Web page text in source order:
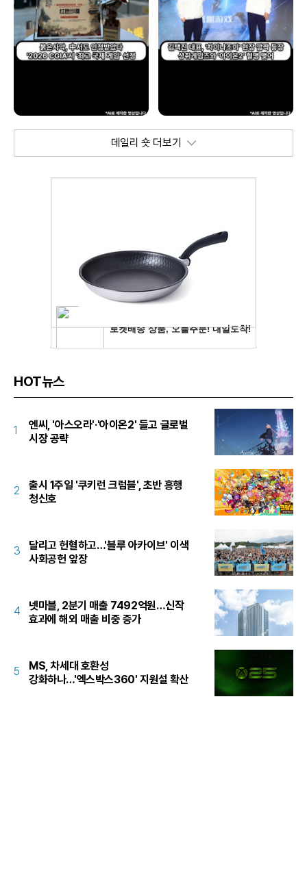
데일리 숏 더보기
HOT뉴스
1
엔씨, '아스오라'·'아이온2' 들고 글로벌
시장 공략
2
출시 1주일 '쿠키런 크럼블', 초반 흥행
청신호
3
달리고 헌혈하고…'블루 아카이브' 이색
사회공헌 앞장
4
넷마블, 2분기 매출 7492억원…신작
효과에 해외 매출 비중 증가
5
MS, 차세대 호환성
강화하나…'엑스박스360' 지원설 확산